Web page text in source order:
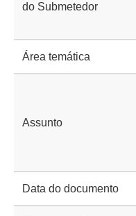
do Submetedor
Área temática
Assunto
Data do documento